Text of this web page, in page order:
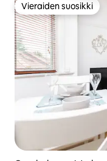
Vieraiden suosikki
Vieraiden suosikki